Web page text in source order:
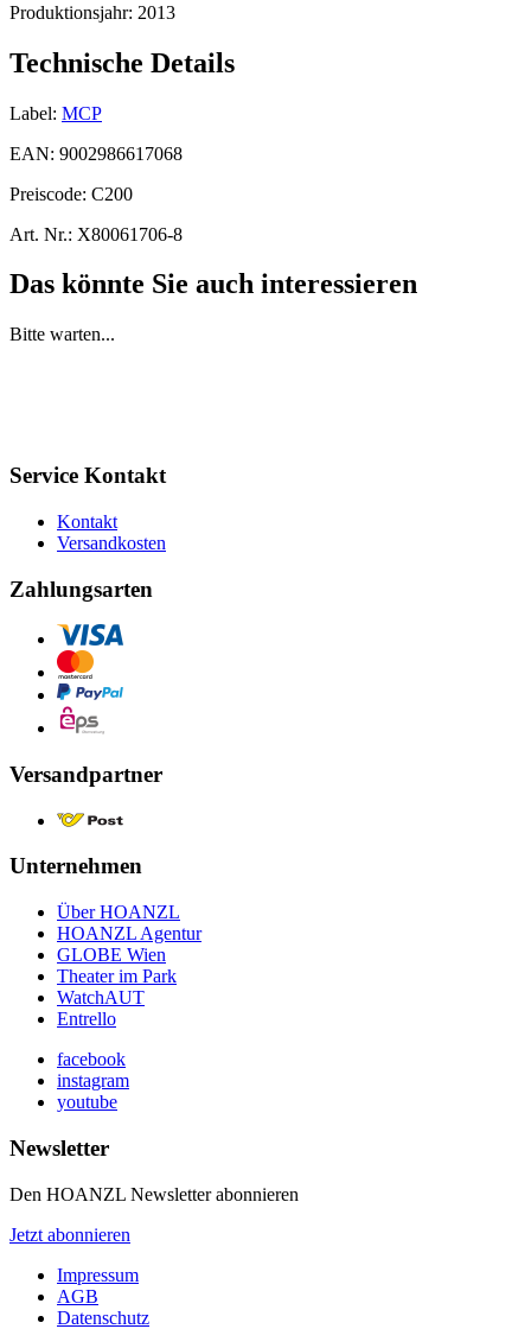
Produktionsjahr: 2013
Technische Details
Label: MCP
EAN: 9002986617068
Preiscode: C200
Art. Nr.: X80061706-8
Das könnte Sie auch interessieren
Bitte warten...
Service Kontakt
Kontakt
Versandkosten
Zahlungsarten
Versandpartner
Unternehmen
Über HOANZL
HOANZL Agentur
GLOBE Wien
Theater im Park
WatchAUT
Entrello
facebook
instagram
youtube
Newsletter
Den HOANZL Newsletter abonnieren
Jetzt abonnieren
Impressum
AGB
Datenschutz